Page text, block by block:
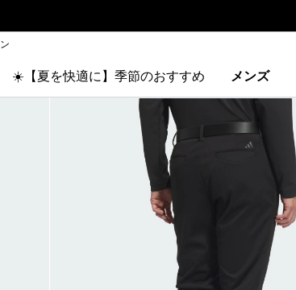
☀️【夏を快適に】季節のおすすめ メンズ